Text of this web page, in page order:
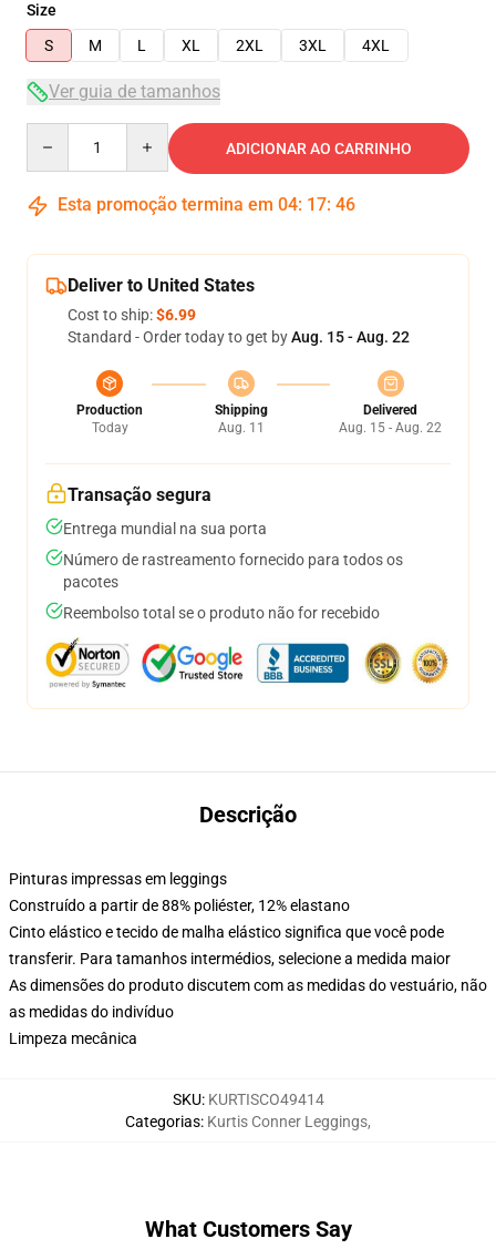
Size
S
M L XL 2XL 3XL 4XL
Ver guia de tamanhos
ADICIONAR AO CARRINHO
Esta promoção termina em 04: 17: 45
Deliver to United States
Cost to ship:$6.99
Standard - Order today to get byAug. 15 - Aug. 22
Production
Today
Shipping
Aug. 11
Delivered
Aug. 15 - Aug. 22
Transação segura
Entrega mundial na sua porta
Número de rastreamento fornecido para todos os
pacotes
Reembolso total se o produto não for recebido
Descrição
Pinturas impressas em leggings
Construído a partir de 88% poliéster, 12% elastano
Cinto elástico e tecido de malha elástico significa que você pode
transferir. Para tamanhos intermédios, selecione a medida maior
As dimensões do produto discutem com as medidas do vestuário, não
as medidas do indivíduo
Limpeza mecânica
SKU: KURTISCO49414
Categorias: Kurtis Conner Leggings,
What Customers Say